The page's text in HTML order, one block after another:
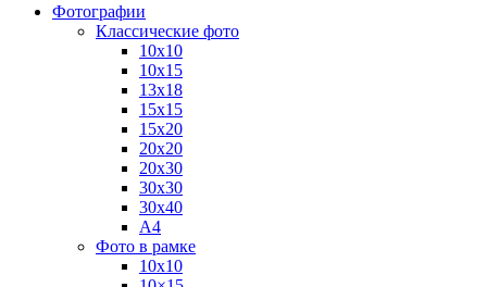
Фотографии
Классические фото
10х10
10х15
13х18
15х15
15х20
20х20
20х30
30х30
30х40
А4
Фото в рамке
10х10